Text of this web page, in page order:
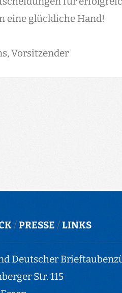
eine glückliche Hand!
Vorsitzender
/PRESSE /LINKS
Deutscher
Str. 115